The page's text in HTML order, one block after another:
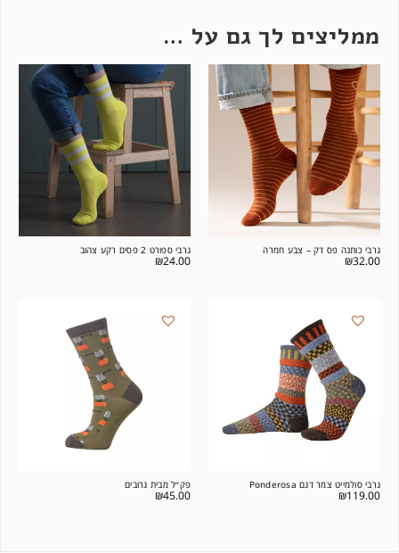
ממליצים לך גם על …
גרבי כותנה פס דק – צבע חמרה
₪32.00
גרבי ספורט 2 פסים רקע צהוב
₪24.00
גרבי סולמייט צמר דגם Ponderosa
₪119.00
פק״ל מבית גרובים
₪45.00